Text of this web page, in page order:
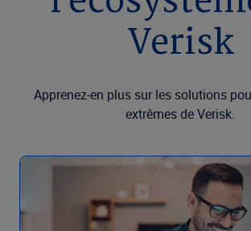
Verisk
Apprenez-en plus sur les solutions
extrêmes de Verisk.